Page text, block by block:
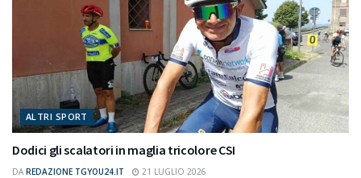
ALTRI SPORT
Dodici gli scalatori in maglia tricolore CSI
DA REDAZIONE TGYOU24.IT 21 LUGLIO 2026